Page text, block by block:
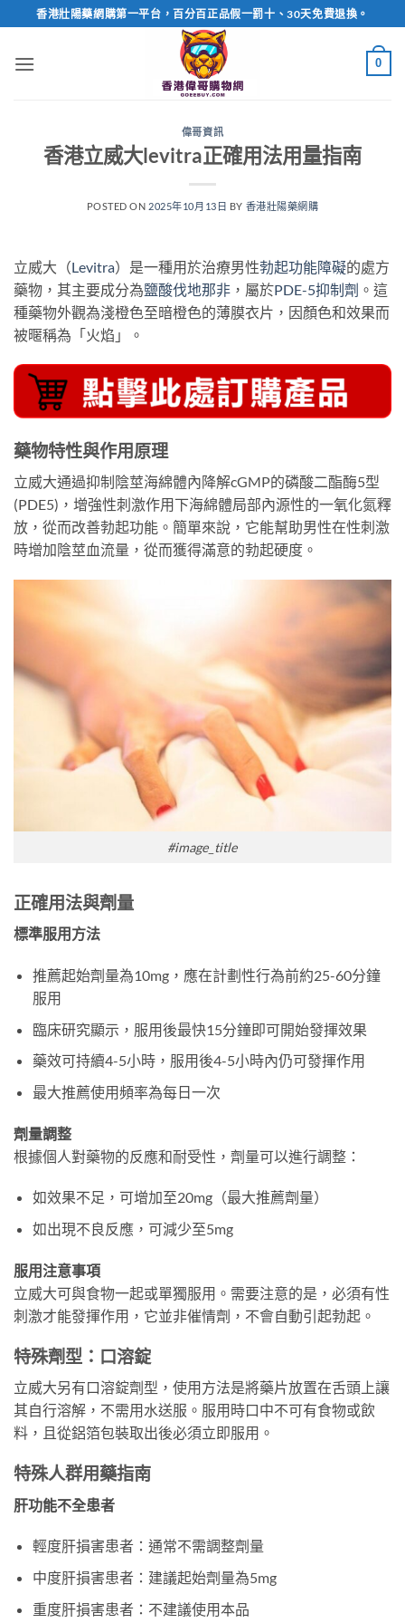
to
content
香港壯陽藥網購第一平台，百分百正品假一罰十、30天免費退換。
0
偉哥資訊
香港立威大levitra正確用法用量指南
POSTED ON 2025年10月13日 BY 香港壯陽藥網購
立威大（Levitra）是一種用於治療男性勃起功能障礙的處方
藥物，其主要成分為鹽酸伐地那非 ，屬於PDE-5抑制劑 。這
種藥物外觀為淺橙色至暗橙色的薄膜衣片，因顏色和效果而
被暱稱為「火焰」。
藥物特性與作用原理
立威大通過抑制陰莖海綿體內降解cGMP的磷酸二酯酶5型
(PDE5)，增強性刺激作用下海綿體局部內源性的一氧化氮釋
放，從而改善勃起功能。簡單來說，它能幫助男性在性刺激
時增加陰莖血流量，從而獲得滿意的勃起硬度。
#image_title
正確用法與劑量
標準服用方法
推薦起始劑量為10mg，應在計劃性行為前約25-60分鐘
服用
臨床研究顯示，服用後最快15分鐘即可開始發揮效果
藥效可持續4-5小時，服用後4-5小時內仍可發揮作用
最大推薦使用頻率為每日一次
劑量調整
根據個人對藥物的反應和耐受性，劑量可以進行調整：
如效果不足，可增加至20mg（最大推薦劑量）
如出現不良反應，可減少至5mg
服用注意事項
立威大可與食物一起或單獨服用。需要注意的是，必須有性
刺激才能發揮作用，它並非催情劑，不會自動引起勃起。
特殊劑型：口溶錠
立威大另有口溶錠劑型，使用方法是將藥片放置在舌頭上讓
其自行溶解，不需用水送服。服用時口中不可有食物或飲
料，且從鋁箔包裝取出後必須立即服用。
特殊人群用藥指南
肝功能不全患者
輕度肝損害患者：通常不需調整劑量
中度肝損害患者：建議起始劑量為5mg
重度肝損害患者：不建議使用本品